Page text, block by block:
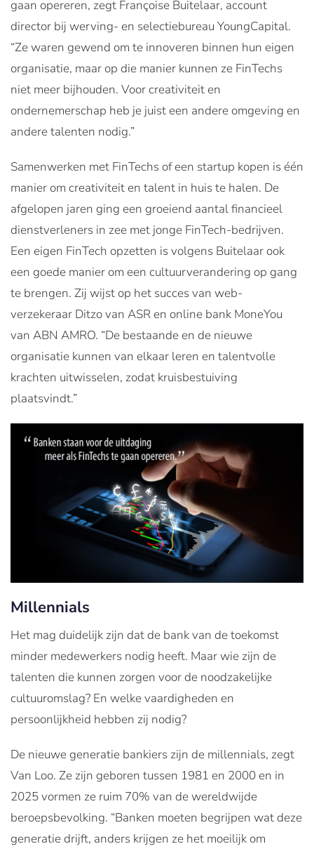
gaan opereren, zegt Françoise Buitelaar, account
director bij werving-­ en selectiebureau YoungCapital.
“Ze waren gewend om te innoveren binnen hun eigen
organisatie, maar op die manier kunnen ze FinTechs
niet meer bijhouden. Voor creativiteit en
ondernemerschap heb je juist een andere omgeving en
andere talenten nodig.”
Samenwerken met FinTechs of een startup kopen is één
manier om creativiteit en talent in huis te halen. De
afgelopen jaren ging een groeiend aantal financieel
dienstverleners in zee met jonge FinTech-bedrijven.
Een eigen FinTech opzetten is volgens Buitelaar ook
een goede manier om een cultuurverandering op gang
te brengen. Zij wijst op het succes van web-
verzekeraar Ditzo van ASR en online bank MoneYou
van ABN AMRO. “De bestaande en de nieuwe
organisatie kunnen van elkaar leren en talentvolle
krachten uitwisselen, zodat kruisbestuiving
plaatsvindt.”
Millennials
Het mag duidelijk zijn dat de bank van de toekomst
minder medewerkers nodig heeft. Maar wie zijn de
talenten die kunnen zorgen voor de noodzakelijke
cultuuromslag? En welke vaardigheden en
persoonlijkheid hebben zij nodig?
De nieuwe generatie bankiers zijn de millennials, zegt
Van Loo. Ze zijn geboren tussen 1981 en 2000 en in
2025 vormen ze ruim 70% van de wereldwijde
beroepsbevolking. “Banken moeten begrijpen wat deze
generatie drijft, anders krijgen ze het moeilijk om